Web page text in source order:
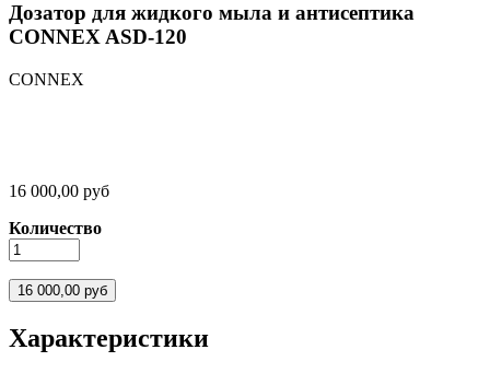
Дозатор для жидкого мыла и антисептика
CONNEX ASD-120
CONNEX
16 000,00 руб
Количество
Характеристики